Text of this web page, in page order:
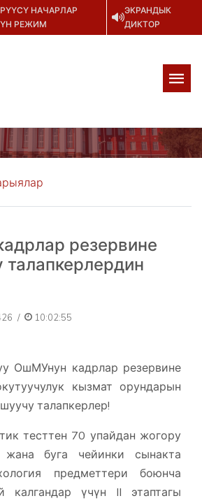
НАЧАРЛАР
РЕЖИМ
ЭКРАНДЫК
ДИКТОР
резервине
/ 10:02:55
кадрлар резервине
кызмат орундарын
талапкерлер!
70 упайдан жогору
жана буга чейинки сынакта
предметтери боюнча
калгандар үчүн II этаптагы